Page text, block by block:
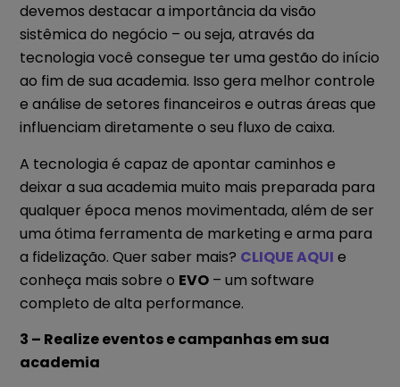
devemos destacar a importância da visão
sistêmica do negócio – ou seja, através da
tecnologia você consegue ter uma gestão do início
ao fim de sua academia. Isso gera melhor controle
e análise de setores financeiros e outras áreas que
influenciam diretamente o seu fluxo de caixa.
A tecnologia é capaz de apontar caminhos e
deixar a sua academia muito mais preparada para
qualquer época menos movimentada, além de ser
uma ótima ferramenta de marketing e arma para
a fidelização. Quer saber mais? CLIQUE AQUI e
conheça mais sobre o EVO – um software
completo de alta performance.
3 – Realize eventos e campanhas em sua
academia